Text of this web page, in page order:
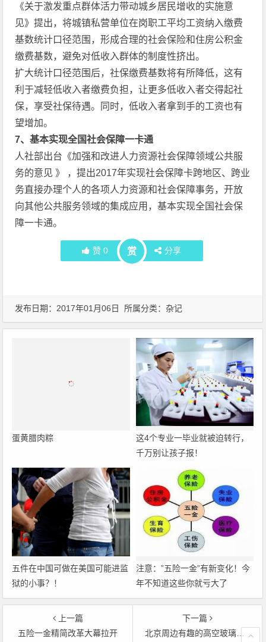
《关于激发重点群体活力带动城乡居民增收的实施意
见》提出，将城镇私营单位在岗职工平均工资纳入缴费
基数统计口径范围，形成合理的社会保险和住房公积金
缴费基数，避免对低收入群体的制度性挤出。
扩大统计口径范围后，社保缴费基数将有所降低，这有
利于减轻低收入者缴费负担，让更多低收入者交得起社
保，享受社保待遇。同时，低收入者拿到手的工资也有
望增加。
7、基本实现全国社会保障一卡通
人社部出台《加强和改进人力资源社会保障领域公共服
务的意见 》 ，提出2017年实现社会保障卡跨地区、跨业
务直接办理个人的各项人力资源和社会保障事务，开放
向其他公共服务领域的集成应用，基本实现全国社会保
障一卡通。
赞 0 赏 分享
发布日期：2017年01月06日 所属分类： 杂记
蛋黄腊肉粽
这4个专业一毕业就被迫转行，
千万别让孩子报！
五件在中国可做在美国可能进监
狱的小事？！
注意：”五险一金”有新变化！今
年不知道这些你就亏大了
上一篇
五险一金精简改革大幕拉开
下一篇
北京周边有趣的高空玻璃栈道盘点，有胆你就来